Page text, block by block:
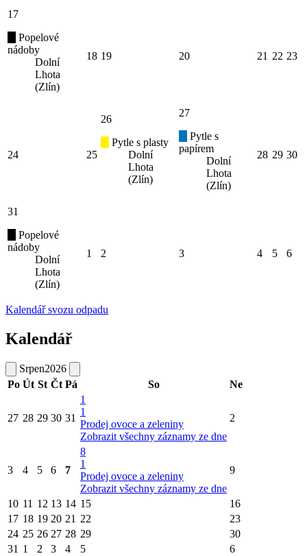
17
Popelové
nádoby
Dolní
Lhota
(Zlín)
18 19 20 21 22 23
24 25
26
Pytle s plasty
Dolní
Lhota
(Zlín)
27
Pytle s
papírem
Dolní
Lhota
(Zlín)
28 29 30
31
Popelové
nádoby
Dolní
Lhota
(Zlín)
1 2 3 4 5 6
Kalendář svozu odpadu
Kalendář
Srpen2026
Po Út St Čt Pá So Ne
27 28 29 30 31
1
1
Prodej ovoce a zeleniny
Zobrazit všechny záznamy ze dne
2
3 4 5 6 7
8
1
Prodej ovoce a zeleniny
Zobrazit všechny záznamy ze dne
9
10 11 12 13 14 15
16
17 18 19 20 21 22
23
24 25 26 27 28 29
30
31 1 2 3 4 5 6